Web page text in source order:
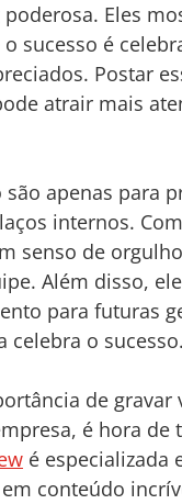
Eles
sucesso é
Postar
atrair mais
apenas para
internos.
senso de
Além disso,
para futuras
celebra o sucesso.
de gravar
é hora de
é especializada
conteúdo